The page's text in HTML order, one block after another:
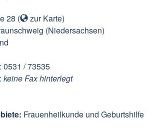
28 ( zur Karte)
(Niedersachsen)
: 0531 / 73535
: keine Fax hinterlegt
Frauenheilkunde und Geburtshilfe